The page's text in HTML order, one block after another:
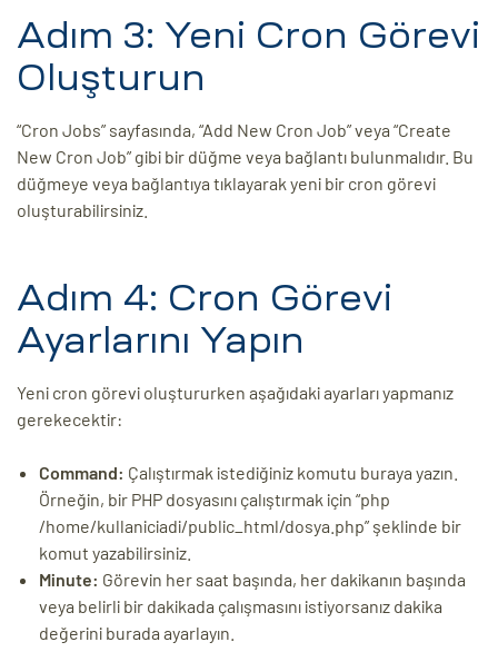
Adım 3: Yeni Cron Görevi
Oluşturun
“Cron Jobs” sayfasında, “Add New Cron Job” veya “Create
New Cron Job” gibi bir düğme veya bağlantı bulunmalıdır. Bu
düğmeye veya bağlantıya tıklayarak yeni bir cron görevi
oluşturabilirsiniz.
Adım 4: Cron Görevi
Ayarlarını Yapın
Yeni cron görevi oluştururken aşağıdaki ayarları yapmanız
gerekecektir:
Command: Çalıştırmak istediğiniz komutu buraya yazın.
Örneğin, bir PHP dosyasını çalıştırmak için “php
/home/kullaniciadi/public_html/dosya.php” şeklinde bir
komut yazabilirsiniz.
Minute: Görevin her saat başında, her dakikanın başında
veya belirli bir dakikada çalışmasını istiyorsanız dakika
değerini burada ayarlayın.